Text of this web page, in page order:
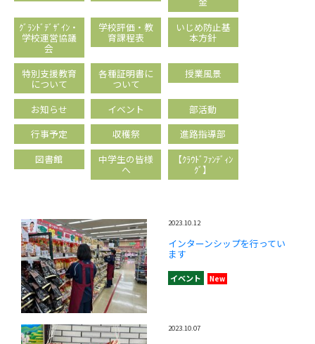
ｸﾞﾗﾝﾄﾞﾃﾞｻﾞｲﾝ・
学校運営協議
会
学校評価・教
育課程表
いじめ防止基
本方針
特別支援教育
について
各種証明書に
ついて
授業風景
お知らせ イベント
部活動
行事予定
収穫祭
進路指導部
図書館
中学生の皆様
へ
【ｸﾗｳﾄﾞﾌｧﾝﾃﾞｨﾝ
ｸﾞ】
2023.10.12
インターンシップを行ってい
ます
イベント New
2023.10.07